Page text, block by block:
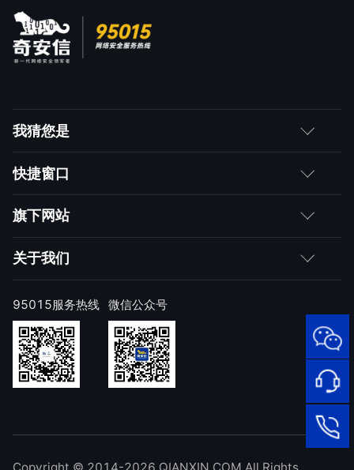
95015
网络安
全服务
热线
在线客
我猜您是
客户
合作伙伴
求职者
快捷窗口
如何购买
产品注册与激活
样本上报
奇安信天守安全软件
顽固病毒专杀工具
旗下网站
网神
技术研究院
威胁情报中心
补天漏洞响应平台
关于我们
公司简介
公司新闻
发展历程
进出口合规声明
95015服务热线 微信公众号